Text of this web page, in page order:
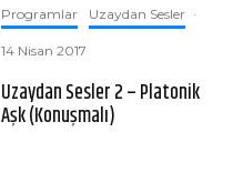
Programlar Uzaydan Sesler ·
14 Nisan 2017
Uzaydan Sesler 2 – Platonik
Aşk (Konuşmalı)